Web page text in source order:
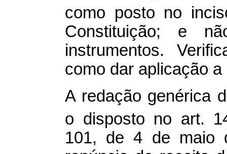
como posto no
Constituição; e
instrumentos.
como dar aplicação
A redação genérica
o disposto no art.
101, de 4 de maio